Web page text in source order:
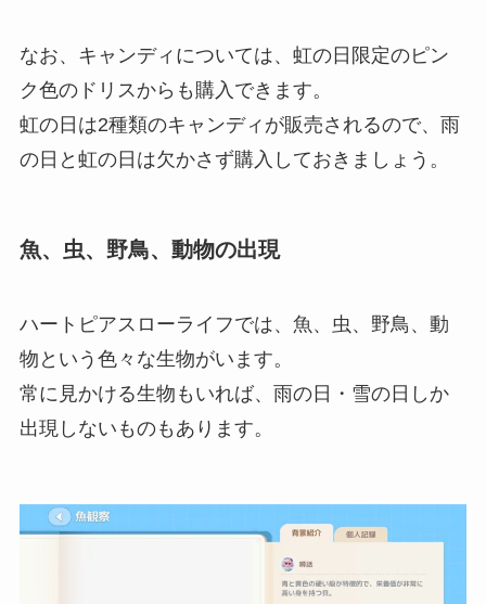
なお、キャンディについては、虹の日限定のピン
ク色のドリスからも購入できます。
虹の日は2種類のキャンディが販売されるので、雨
の日と虹の日は欠かさず購入しておきましょう。
魚、虫、野鳥、動物の出現
ハートピアスローライフでは、魚、虫、野鳥、動
物という色々な生物がいます。
常に見かける生物もいれば、雨の日・雪の日しか
出現しないものもあります。